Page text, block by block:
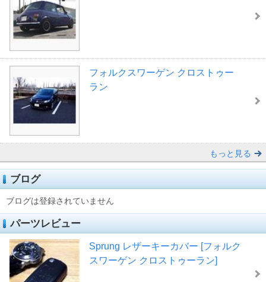
フォルクスワーゲン クロストゥー
ラン
もっと見る
ブログ
ブログは登録されていません
パーツレビュー
Sprung レザーキーカバー [フォルク
スワーゲン クロストゥーラン]